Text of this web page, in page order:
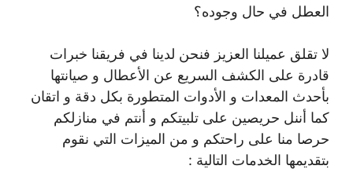
العطل في حال وجوده؟
لا تقلق عميلنا العزيز فنحن لدينا في فريقنا خبرات
قادرة على الكشف السريع عن الأعطال و صيانتها
بأحدث المعدات و الأدوات المتطورة بكل دقة و اتقان
كما أننل حريصين على تلبيتكم و أنتم في منازلكم
حرصا منا على راحتكم و من الميزات التي نقوم
بتقديمها الخدمات التالية :